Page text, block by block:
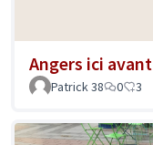
Angers ici avant
Patrick 38
0 3